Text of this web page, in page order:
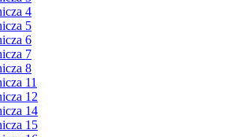
4
5
6
7
8
11
12
14
15